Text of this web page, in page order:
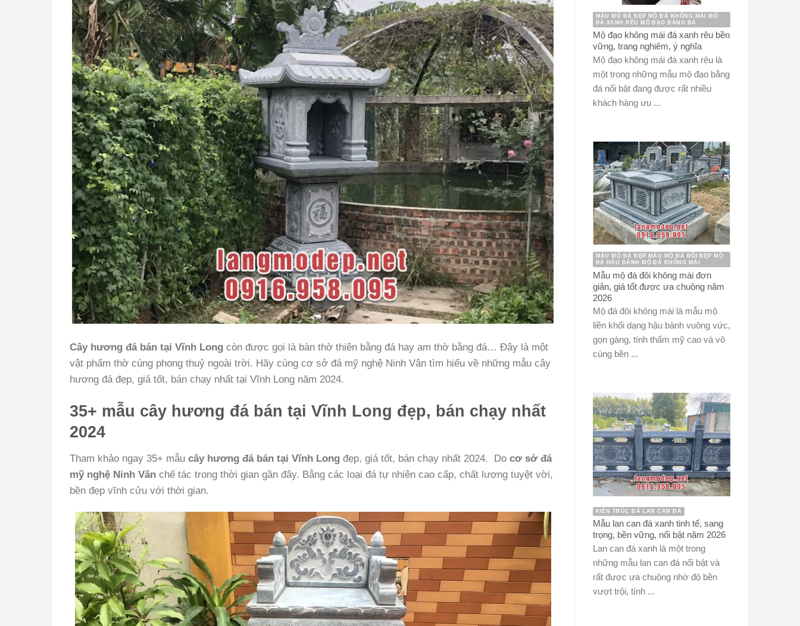
Cây hương đá bán tại Vĩnh Long còn được gọi là bàn thờ thiên bằng đá hay am thờ bằng đá… Đây là một
vật phẩm thờ cúng phong thuỷ ngoài trời. Hãy cùng cơ sở đá mỹ nghệ Ninh Vân tìm hiểu về những mẫu cây
hương đá đẹp, giá tốt, bán chạy nhất tại Vĩnh Long năm 2024.
35+ mẫu cây hương đá bán tại Vĩnh Long đẹp, bán chạy nhất
2024
Tham khảo ngay 35+ mẫu cây hương đá bán tại Vĩnh Long đẹp, giá tốt, bán chạy nhất 2024. Do cơ sở đá
mỹ nghệ Ninh Vân chế tác trong thời gian gần đây. Bằng các loại đá tự nhiên cao cấp, chất lượng tuyệt vời,
bền đẹp vĩnh cửu với thời gian.
MẪU MỘ ĐÁ ĐẸP MỘ ĐÁ KHÔNG MÁI MỘ
ĐÁ XANH RÊU MỘ ĐẠO BẰNG ĐÁ
Mộ đạo không mái đá xanh rêu bền
vững, trang nghiêm, ý nghĩa
Mộ đạo không mái đá xanh rêu là
một trong những mẫu mộ đạo bằng
đá nổi bật đang được rất nhiều
khách hàng ưu ...
MẪU MỘ ĐÁ ĐẸP MẪU MỘ ĐÁ ĐÔI ĐẸP MỘ
ĐÁ HẬU BÀNH MỘ ĐÁ KHÔNG MÁI
Mẫu mộ đá đôi không mái đơn
giản, giá tốt được ưa chuộng năm
2026
Mộ đá đôi không mái là mẫu mộ
liền khối dạng hậu bành vuông vức,
gọn gàng, tính thẩm mỹ cao và vô
cùng bền ...
KIẾN TRÚC ĐÁ LAN CAN ĐÁ
Mẫu lan can đá xanh tinh tế, sang
trọng, bền vững, nổi bật năm 2026
Lan can đá xanh là một trong
những mẫu lan can đá nổi bật và
rất được ưa chuộng nhờ độ bền
vượt trội, tính ...